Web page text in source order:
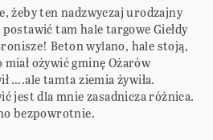
żeby ten nadzwyczaj urodzajny
tam hale targowe Giełdy
Beton wylano, hale stoją,
ożywić gminę Ożarów
….ale tamta ziemia żywiła.
jest dla mnie zasadnicza różnica.
bezpowrotnie.